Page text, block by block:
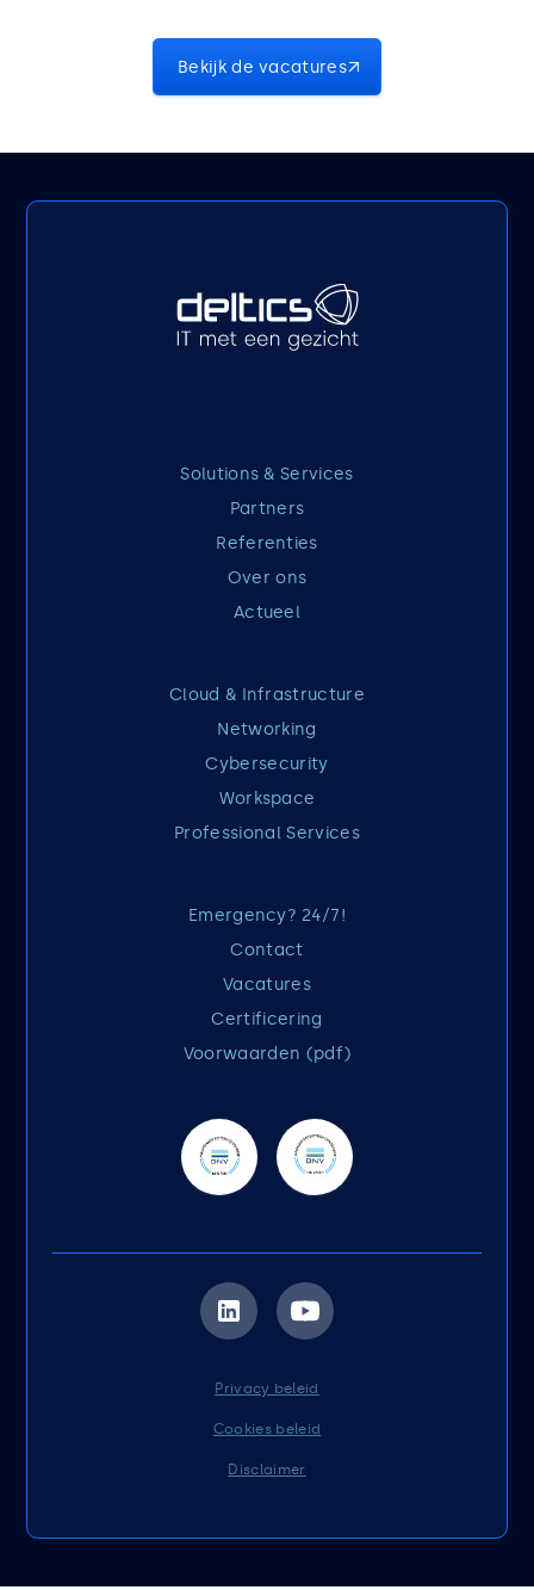
Bekijk de vacatures
Solutions & Services
Partners
Referenties
Over ons
Actueel
Cloud & Infrastructure
Networking
Cybersecurity
Workspace
Professional Services
Emergency? 24/7!
Contact
Vacatures
Certificering
Voorwaarden (pdf)
Privacy beleid
Cookies beleid
Disclaimer